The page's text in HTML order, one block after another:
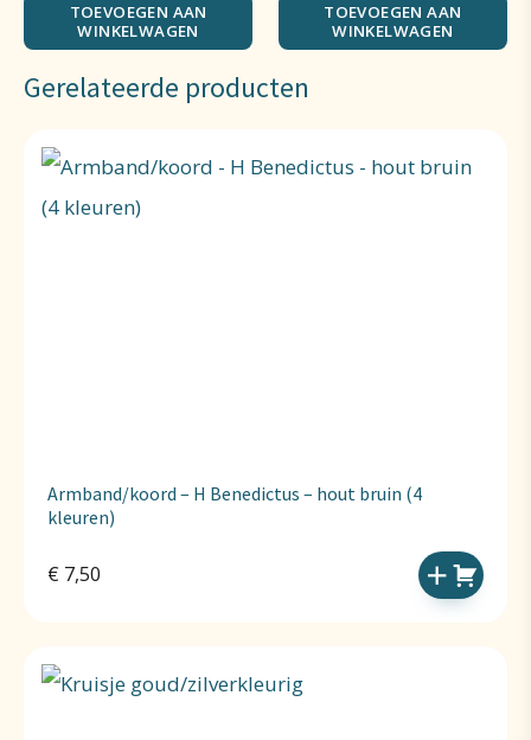
TOEVOEGEN AAN
WINKELWAGEN
TOEVOEGEN AAN
WINKELWAGEN
Gerelateerde producten
Armband/koord – H Benedictus – hout bruin (4
kleuren)
€ 7,50